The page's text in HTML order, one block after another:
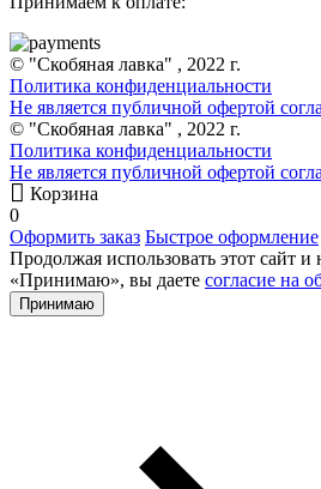
© "Скобяная лавка" , 2022 г.
Политика конфиденциальности
Не является публичной офертой
© "Скобяная лавка" , 2022 г.
Политика конфиденциальности
Не является публичной офертой
Корзина
0
Оформить заказ Быстрое оформление
Продолжая использовать этот сайт
«Принимаю», вы даете согласие на
Принимаю